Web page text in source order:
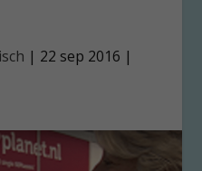
| 22 sep 2016 |